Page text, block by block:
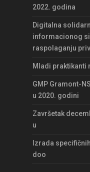
2022. godina
Digitalna
informacionog
raspolaganju
Mladi praktikanti
GMP Gramont-
u 2020. godini
Završetak
u
Izrada
doo